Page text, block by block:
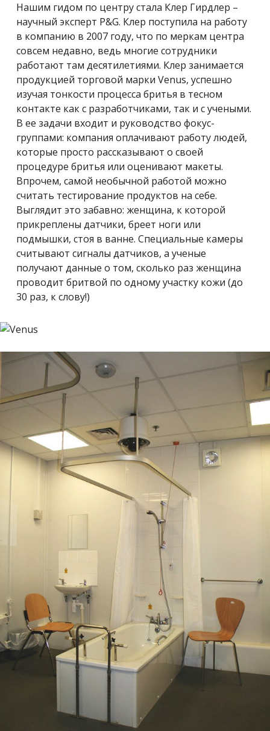
Нашим гидом по центру стала Клер Гирдлер –
научный эксперт P&G. Клер поступила на работу
в компанию в 2007 году, что по меркам центра
совсем недавно, ведь многие сотрудники
работают там десятилетиями. Клер занимается
продукцией торговой марки Venus, успешно
изучая тонкости процесса бритья в тесном
контакте как с разработчиками, так и с учеными.
В ее задачи входит и руководство фокус-
группами: компания оплачивают работу людей,
которые просто рассказывают о своей
процедуре бритья или оценивают макеты.
Впрочем, самой необычной работой можно
считать тестирование продуктов на себе.
Выглядит это забавно: женщина, к которой
прикреплены датчики, бреет ноги или
подмышки, стоя в ванне. Специальные камеры
считывают сигналы датчиков, а ученые
получают данные о том, сколько раз женщина
проводит бритвой по одному участку кожи (до
30 раз, к слову!)